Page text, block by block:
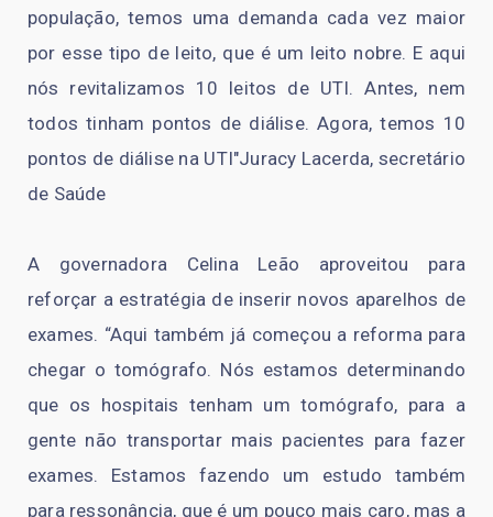
população, temos uma demanda cada vez maior
por esse tipo de leito, que é um leito nobre. E aqui
nós revitalizamos 10 leitos de UTI. Antes, nem
todos tinham pontos de diálise. Agora, temos 10
pontos de diálise na UTI"Juracy Lacerda, secretário
de Saúde
A governadora Celina Leão aproveitou para
reforçar a estratégia de inserir novos aparelhos de
exames. “Aqui também já começou a reforma para
chegar o tomógrafo. Nós estamos determinando
que os hospitais tenham um tomógrafo, para a
gente não transportar mais pacientes para fazer
exames. Estamos fazendo um estudo também
para ressonância, que é um pouco mais caro, mas a